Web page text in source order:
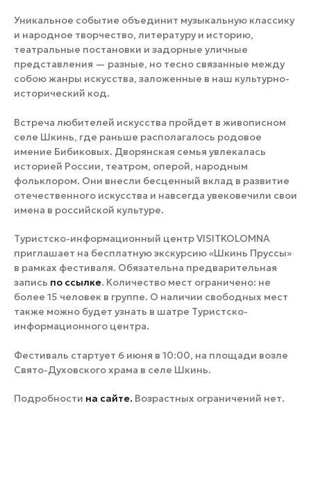
Уникальное событие объединит музыкальную классику
и народное творчество, литературу и историю,
театральные постановки и задорные уличные
представления — разные, но тесно связанные между
собою жанры искусства, заложенные в наш культурно-
исторический код.
Встреча любителей искусства пройдет в живописном
селе Шкинь, где раньше располагалось родовое
имение Бибиковых. Дворянская семья увлекалась
историей России, театром, оперой, народным
фольклором. Они внесли бесценный вклад в развитие
отечественного искусства и навсегда увековечили свои
имена в российской культуре.
Туристско-информационный центр VISITKOLOMNA
приглашает на бесплатную экскурсию «Шкинь Пруссы»
в рамках фестиваля. Обязательна предварительная
запись по ссылке. Количество мест ограничено: не
более 15 человек в группе. О наличии свободных мест
также можно будет узнать в шатре Туристско-
информационного центра.
Фестиваль стартует 6 июня в 10:00, на площади возле
Свято-Духовского храма в селе Шкинь.
Подробности на сайте. Возрастных ограничений нет.